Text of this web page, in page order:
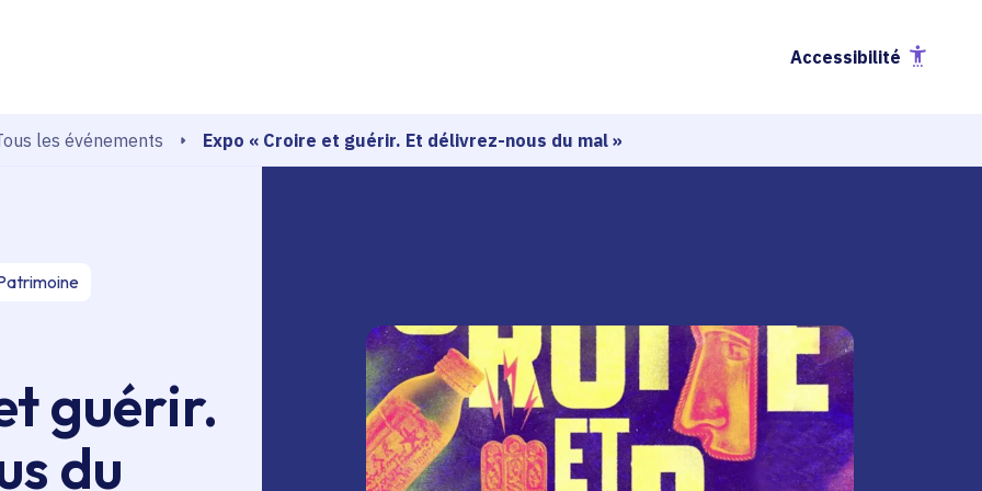
Accessibilité
les événements Expo « Croire et guérir. Et délivrez-nous du mal »
guérir.
du